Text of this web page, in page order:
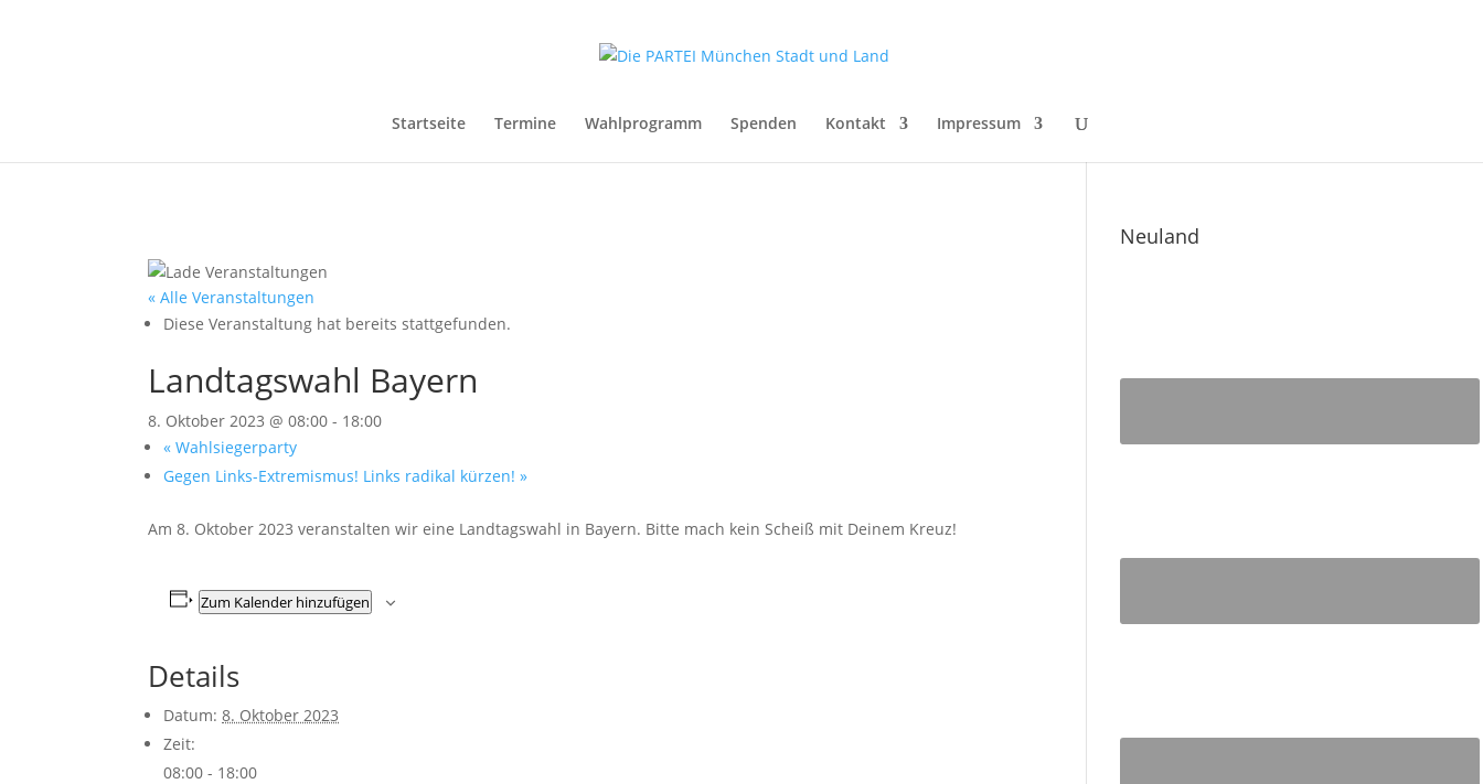
Startseite Termine Wahlprogramm Spenden Kontakt Impressum
« Alle Veranstaltungen
Diese Veranstaltung hat bereits stattgefunden.
Landtagswahl Bayern
8. Oktober 2023 @ 08:00 - 18:00
« Wahlsiegerparty
Gegen Links-Extremismus! Links radikal kürzen!»
Am 8. Oktober 2023 veranstalten wir eine Landtagswahl in Bayern. Bitte mach kein Scheiß mit Deinem Kreuz!
Zum Kalender hinzufügen
Details
Datum: 8. Oktober 2023
Zeit:
08:00 - 18:00
Neuland